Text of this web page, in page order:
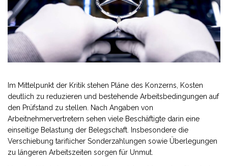
Im Mittelpunkt der Kritik stehen Pläne des Konzerns, Kosten
deutlich zu reduzieren und bestehende Arbeitsbedingungen auf
den Prüfstand zu stellen. Nach Angaben von
Arbeitnehmervertretern sehen viele Beschäftigte darin eine
einseitige Belastung der Belegschaft. Insbesondere die
Verschiebung tariflicher Sonderzahlungen sowie Überlegungen
zu längeren Arbeitszeiten sorgen für Unmut.